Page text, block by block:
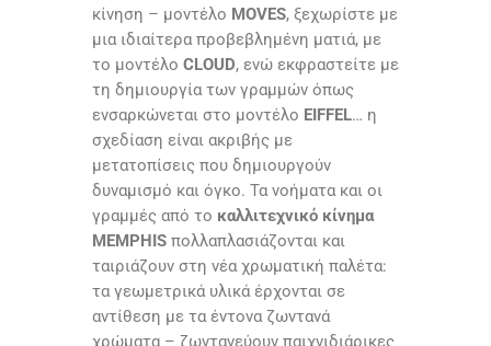
κίνηση – μοντέλο MOVES, ξεχωρίστε με
μια ιδιαίτερα προβεβλημένη ματιά, με
το μοντέλο CLOUD, ενώ εκφραστείτε με
τη δημιουργία των γραμμών όπως
ενσαρκώνεται στο μοντέλο EIFFEL… η
σχεδίαση είναι ακριβής με
μετατοπίσεις που δημιουργούν
δυναμισμό και όγκο. Τα νοήματα και οι
γραμμές από το καλλιτεχνικό κίνημα
MEMPHIS πολλαπλασιάζονται και
ταιριάζουν στη νέα χρωματική παλέτα:
τα γεωμετρικά υλικά έρχονται σε
αντίθεση με τα έντονα ζωντανά
χρώματα – ζωντανεύουν παιχνιδιάρικες